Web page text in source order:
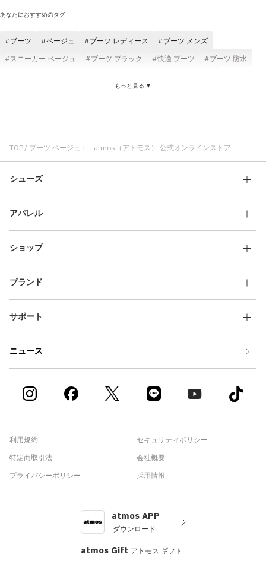
あなたにおすすめのタグ
ブーツ ベージュ ブーツ レディース
ブーツ メンズ
スニーカー ベージュ
ブーツ ブラック 快適 ブーツ
ブーツ 防水
サンダル ベージュ
快適 ベージュ
もっと見る ▼
TOP ブーツ ベージュ | atmos（アトモス） 公式オンラインストア
シューズ
アパレル
ショップ
ブランド
サポート
ニュース
利用規約
特定商取引法
プライバシーポリシー
セキュリティポリシー
会社概要
採用情報
atmos APP
ダウンロード
atmos Gift アトモス ギフト